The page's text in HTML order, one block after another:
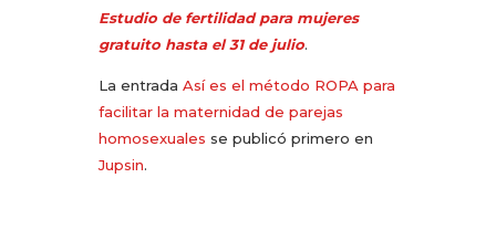
Estudio de fertilidad para mujeres
gratuito hasta el 31 de julio.
La entrada Así es el método ROPA para
facilitar la maternidad de parejas
homosexuales se publicó primero en
Jupsin.